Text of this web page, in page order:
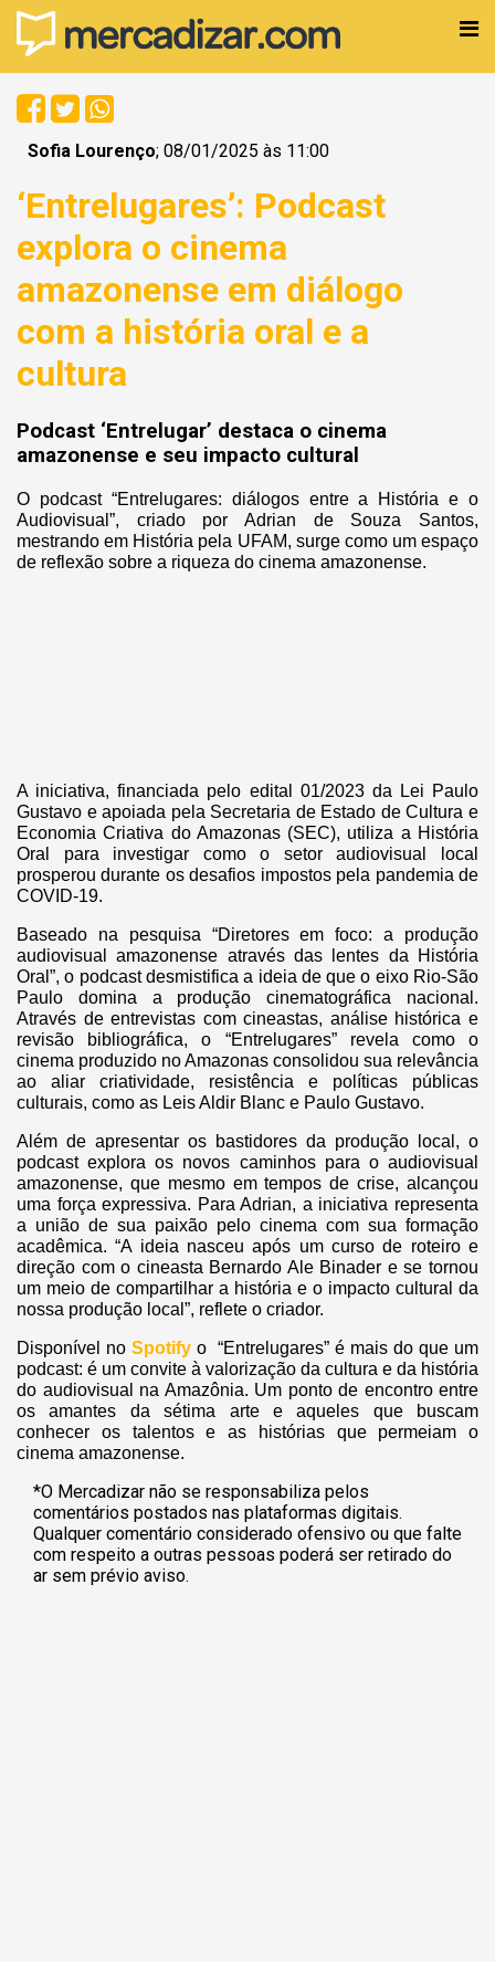
Sofia Lourenço; 08/01/2025 às 11:00
‘Entrelugares’: Podcast
explora o cinema
amazonense em diálogo
com a história oral e a
cultura
Podcast ‘Entrelugar’ destaca o cinema
amazonense e seu impacto cultural
O podcast “Entrelugares: diálogos entre a História e o
Audiovisual”, criado por Adrian de Souza Santos,
mestrando em História pela UFAM, surge como um espaço
de reflexão sobre a riqueza do cinema amazonense.
A iniciativa, financiada pelo edital 01/2023 da Lei Paulo
Gustavo e apoiada pela Secretaria de Estado de Cultura e
Economia Criativa do Amazonas (SEC), utiliza a História
Oral para investigar como o setor audiovisual local
prosperou durante os desafios impostos pela pandemia de
COVID-19.
Baseado na pesquisa “Diretores em foco: a produção
audiovisual amazonense através das lentes da História
Oral”, o podcast desmistifica a ideia de que o eixo Rio-São
Paulo domina a produção cinematográfica nacional.
Através de entrevistas com cineastas, análise histórica e
revisão bibliográfica, o “Entrelugares” revela como o
cinema produzido no Amazonas consolidou sua relevância
ao aliar criatividade, resistência e políticas públicas
culturais, como as Leis Aldir Blanc e Paulo Gustavo.
Além de apresentar os bastidores da produção local, o
podcast explora os novos caminhos para o audiovisual
amazonense, que mesmo em tempos de crise, alcançou
uma força expressiva. Para Adrian, a iniciativa representa
a união de sua paixão pelo cinema com sua formação
acadêmica. “A ideia nasceu após um curso de roteiro e
direção com o cineasta Bernardo Ale Binader e se tornou
um meio de compartilhar a história e o impacto cultural da
nossa produção local”, reflete o criador.
Disponível no Spotify o “Entrelugares” é mais do que um
podcast: é um convite à valorização da cultura e da história
do audiovisual na Amazônia. Um ponto de encontro entre
os amantes da sétima arte e aqueles que buscam
conhecer os talentos e as histórias que permeiam o
cinema amazonense.
*O Mercadizar não se responsabiliza pelos
comentários postados nas plataformas digitais.
Qualquer comentário considerado ofensivo ou que falte
com respeito a outras pessoas poderá ser retirado do
ar sem prévio aviso.